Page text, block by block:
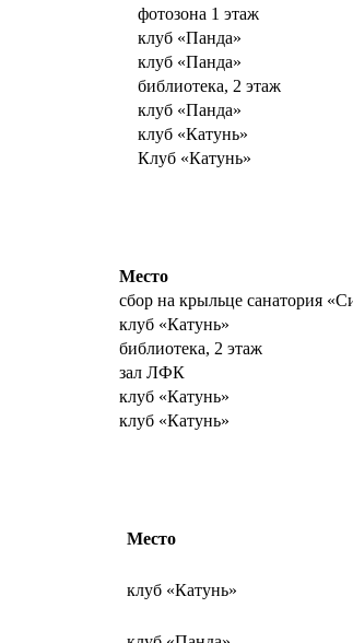
фотозона 1 этаж
клуб «Панда»
клуб «Панда»
библиотека, 2 этаж
клуб «Панда»
клуб «Катунь»
Клуб «Катунь»
Место
сбор на крыльце санатория
клуб «Катунь»
библиотека, 2 этаж
зал ЛФК
клуб «Катунь»
клуб «Катунь»
Место
клуб «Катунь»